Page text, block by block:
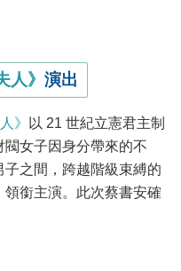
人》 演出
》
以 21 世紀立憲君主制
女子因身分帶來的不
之間，跨越階級束縛的
銜主演。此次蔡書安確